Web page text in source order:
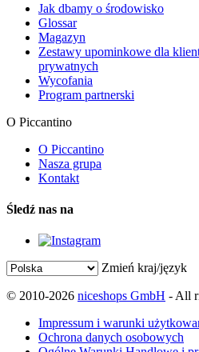
Jak dbamy o środowisko
Glossar
Magazyn
Zestawy upominkowe dla
prywatnych
Wycofania
Program partnerski
O Piccantino
O Piccantino
Nasza grupa
Kontakt
Śledź nas na
Zmień kraj/język
© 2010-2026 niceshops GmbH - All
Impressum i warunki
Ochrona danych osobowych